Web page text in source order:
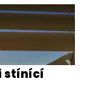
stínící